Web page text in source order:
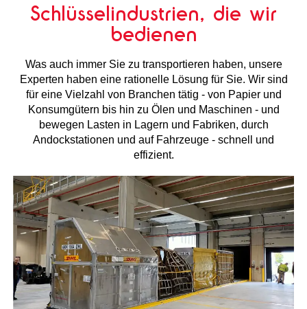
Schlüsselindustrien, die wir
bedienen
Was auch immer Sie zu transportieren haben, unsere
Experten haben eine rationelle Lösung für Sie. Wir sind
für eine Vielzahl von Branchen tätig - von Papier und
Konsumgütern bis hin zu Ölen und Maschinen - und
bewegen Lasten in Lagern und Fabriken, durch
Andockstationen und auf Fahrzeuge - schnell und
effizient.